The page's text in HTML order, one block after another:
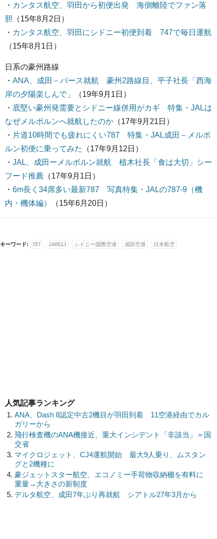
・ カンタス航空、羽田から初便出発 海側離陸でファン落
胆 （15年8月2日）
・ カンタス航空、羽田にシドニー初便到着 747で毎日運航
（15年8月1日）
日系の豪州路線
・ ANA、成田－パース就航 豪州2路線目、平子社長「西海
岸の夕陽楽しんで」
（19年9月1日）
・ 底堅い豪州発需要とシドニー線併用がカギ 特集・JALは
なぜメルボルンへ就航したのか （17年9月21日）
・ 片道10時間でも疲れにくい787 特集・JAL成田－メルボ
ルン初便に乗ってみた
（17年9月12日）
・ JAL、成田ーメルボルン就航 植木社長「食は大切」シー
フード推薦 （17年9月1日）
・ 6m長く34席多い最新787 写真特集・JALの787-9（機
内・機体編）
（15年6月20日）
キーワード: 787 JA861J シドニー国際空港 成田空港 日本航空
人気記事ランキング
ANA、Dash 8認定中古2機目が羽田到着 11空港経由でカル
ガリーから
飛行検査機のANA機接近、重大インシデント「非該当」＝国
交省
マイクロジェット、CJ4運航開始 最大9人乗り、ムスタン
グと2機種に
豪ジェットスター航空、エコノミー手荷物収納棚を有料に
重量→大きさの新制度
デルタ航空、成田7年ぶり再就航 シアトル27年3月から